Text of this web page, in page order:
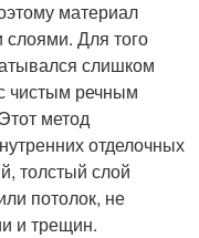
материал
слоями. Для того
слишком
чистым речным
метод
отделочных
толстый слой
потолок, не
и трещин.